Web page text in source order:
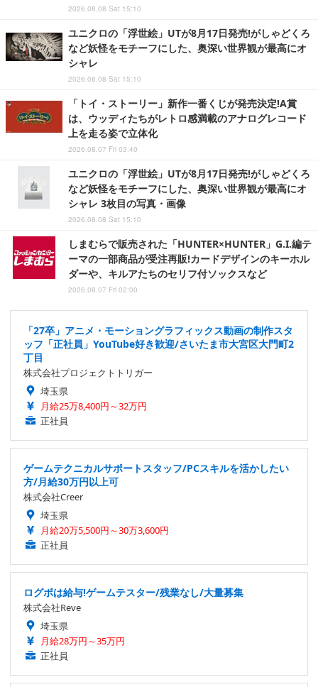
2026.08.08 Sat 15:10
ユニクロの「浮世絵」UTが8月17日発売!がしゃどくろ
など妖怪をモチーフにした、奥深い世界観が最高にオ
シャレ
2026.08.08 Sat 15:10
「トイ・ストーリー」新作一番くじが発売決定!A賞
は、ウッディたちがレトロ感満載のアナログレコード
上を走る姿で立体化
2026.08.07 Fri 03:40
ユニクロの「浮世絵」UTが8月17日発売!がしゃどくろ
など妖怪をモチーフにした、奥深い世界観が最高にオ
シャレ 3枚目の写真・画像
2026.08.08 Sat 15:10
しまむらで販売された「HUNTER×HUNTER」G.I.編テ
ーマの一部商品が受注再販!カードデザインのキーホル
ダーや、キルアたちのセリフ付ソックスなど
2026.08.07 Fri 02:00
「27卒」アニメ・モーショングラフィックス動画の制作スタ
ッフ「正社員」YouTube好き歓迎/さいたま市大宮区大門町2
丁目
株式会社プロジェクトトリガー
埼玉県
月給25万8,400円～32万円
正社員
ゲームテクニカルサポートスタッフ/PCスキルを活かしたい
方/月給30万円以上可
株式会社Creer
埼玉県
月給20万5,500円～30万3,600円
正社員
ログボは給与!ゲームテスター/残業なし/大量募集
株式会社Reve
埼玉県
月給28万円～35万円
正社員